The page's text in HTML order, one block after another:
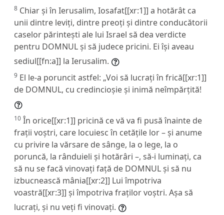
8 Chiar și în Ierusalim, Iosafat[[xr:1]] a hotărât ca
unii dintre leviți, dintre preoți și dintre conducătorii
caselor părintești ale lui Israel să dea verdicte
pentru DOMNUL și să judece pricini. Ei își aveau
sediul[[fn:a]] la Ierusalim.
9 El le-a poruncit astfel: „Voi să lucrați în frică[[xr:1]]
de DOMNUL, cu credincioșie și inimă neîmpărțită!
10 În orice[[xr:1]] pricină ce vă va fi pusă înainte de
frații voștri, care locuiesc în cetățile lor – și anume
cu privire la vărsare de sânge, la o lege, la o
poruncă, la rânduieli și hotărâri –, să-i luminați, ca
să nu se facă vinovați față de DOMNUL și să nu
izbucnească mânia[[xr:2]] Lui împotriva
voastră[[xr:3]] și împotriva fraților voștri. Așa să
lucrați, și nu veți fi vinovați.